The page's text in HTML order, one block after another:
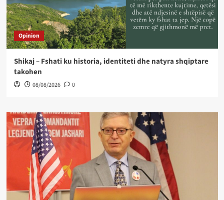
Opinion
Shikaj – Fshati ku historia, identiteti dhe natyra shqiptare
takohen
08/08/2026 0